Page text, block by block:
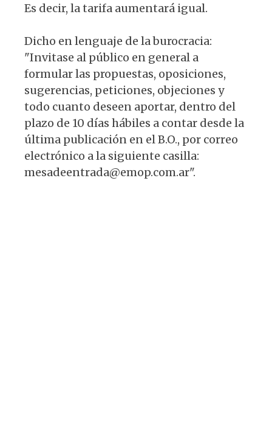
Es decir, la tarifa aumentará igual.
Dicho en lenguaje de la burocracia:
"Invitase al público en general a
formular las propuestas, oposiciones,
sugerencias, peticiones, objeciones y
todo cuanto deseen aportar, dentro del
plazo de 10 días hábiles a contar desde la
última publicación en el B.O., por correo
electrónico a la siguiente casilla:
mesadeentrada@emop.com.ar".